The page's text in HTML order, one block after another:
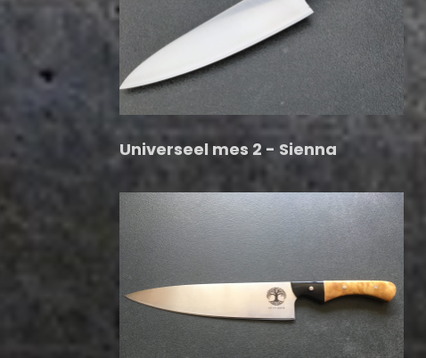
Universeel mes 2 - Sienna